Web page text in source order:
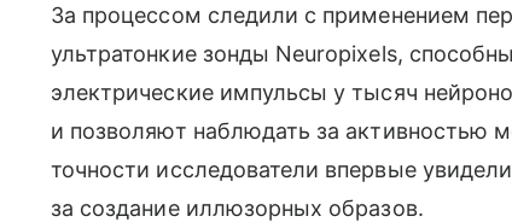
За процессом следили с применением
ультратонкие зонды Neuropixels,
электрические импульсы у тысяч
и позволяют наблюдать за активностью
точности исследователи впервые
за создание иллюзорных образов.